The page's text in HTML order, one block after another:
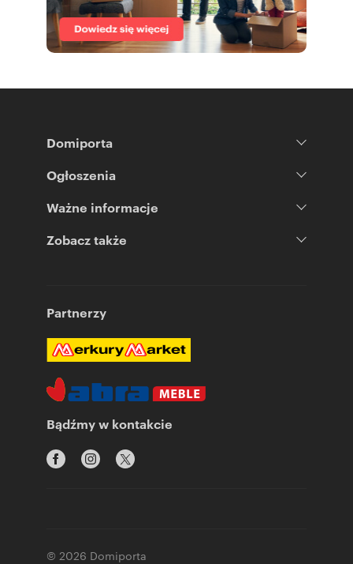
Domiporta
Ogłoszenia
Ważne informacje
Zobacz także
Partnerzy
Bądźmy w kontakcie
© 2026 Domiporta